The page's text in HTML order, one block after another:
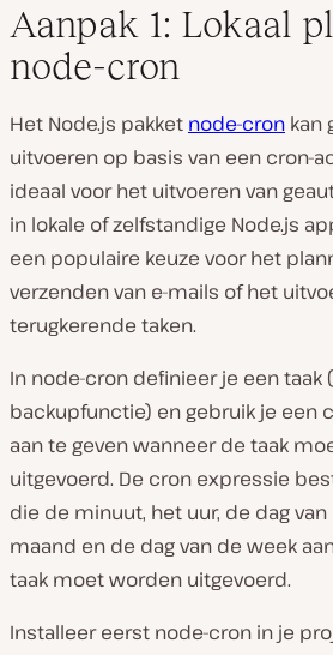
Aanpak 1: Lokaal
node-cron
Het Node.js pakket node-cron kan
uitvoeren op basis van een cron-
ideaal voor het uitvoeren van
in lokale of zelfstandige Node.js
een populaire keuze voor het
verzenden van e-mails of het
terugkerende taken.
In node-cron definieer je een taak
backupfunctie) en gebruik je een
aan te geven wanneer de taak
uitgevoerd. De cron expressie
die de minuut, het uur, de dag
maand en de dag van de week
taak moet worden uitgevoerd.
Installeer eerst node-cron in je